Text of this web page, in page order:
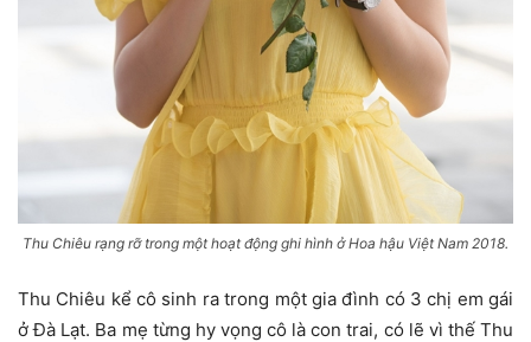
Thu Chiêu rạng rỡ trong một hoạt động ghi hình ở Hoa hậu Việt Nam 2018.
Thu Chiêu kể cô sinh ra trong một gia đình có 3 chị em gái
ở Đà Lạt. Ba mẹ từng hy vọng cô là con trai, có lẽ vì thế Thu